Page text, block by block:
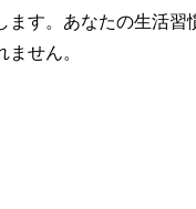
ます。あなたの生活習
ません。